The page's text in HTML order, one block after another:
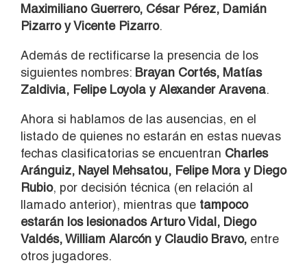
Maximiliano Guerrero, César Pérez, Damián
Pizarro y Vicente Pizarro.
Además de rectificarse la presencia de los
siguientes nombres: Brayan Cortés, Matías
Zaldivia, Felipe Loyola y Alexander Aravena.
Ahora si hablamos de las ausencias, en el
listado de quienes no estarán en estas nuevas
fechas clasificatorias se encuentran Charles
Aránguiz, Nayel Mehsatou, Felipe Mora y Diego
Rubio, por decisión técnica (en relación al
llamado anterior), mientras que tampoco
estarán los lesionados Arturo Vidal, Diego
Valdés, William Alarcón y Claudio Bravo, entre
otros jugadores.